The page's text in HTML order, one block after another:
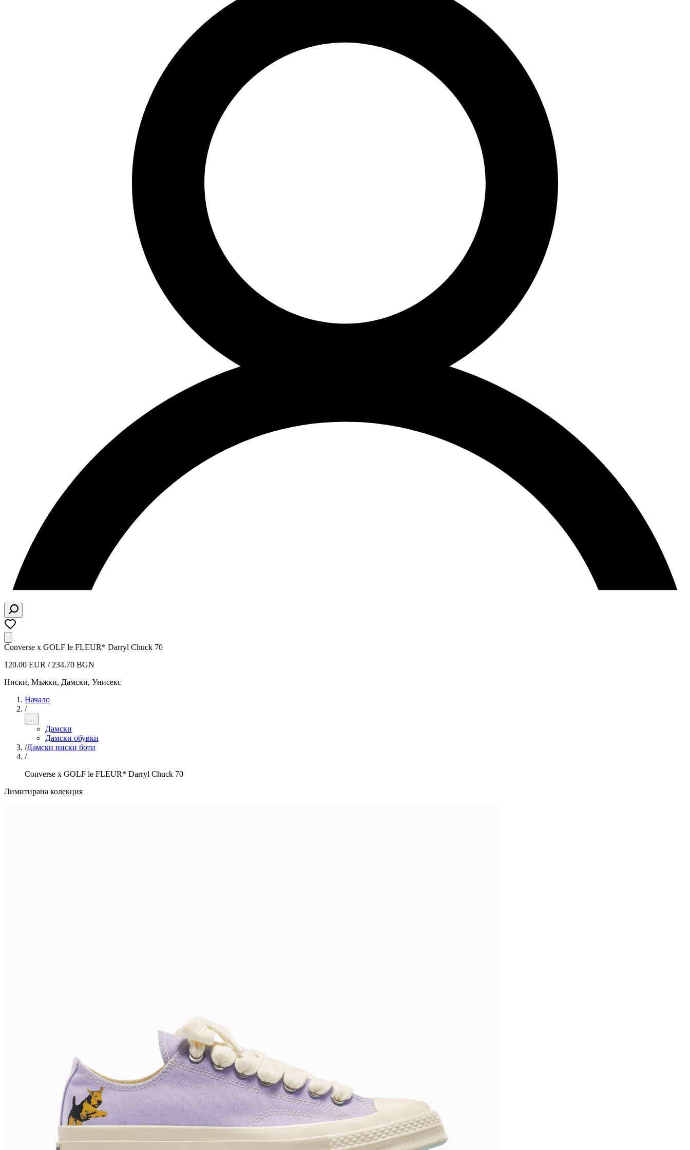
Converse x GOLF le FLEUR* Darryl Chuck 70
120.00 EUR / 234.70 BGN
Ниски, Мъжки, Дамски, Унисекс
Начало
/
...
Дамски
Дамски обувки
/Дамски ниски боти
/
Converse x GOLF le FLEUR* Darryl Chuck 70
Лимитирана колекция